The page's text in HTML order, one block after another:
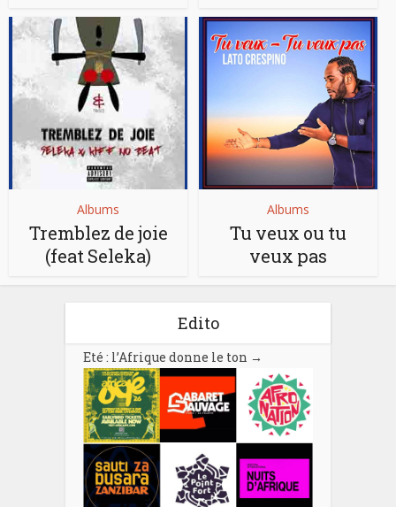
Albums
Tremblez de joie
(feat Seleka)
Albums
Tu veux ou tu
veux pas
Edito
Eté : l’Afrique donne le ton →